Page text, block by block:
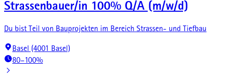
Strassenbauer/in 100% Q/A (m/w/d)
Du bist Teil von Bauprojekten im Bereich Strassen- und Tiefbau
Basel (4001 Basel)
80–100%